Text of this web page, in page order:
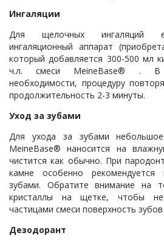
Ингаляции
Для щелочных ингаляций
ингаляционный аппарат
который добавляется 300-500 мл
ч.л. смеси MeineBase® . В
необходимости, процедуру
продолжительность 2-3 минуты.
Уход за зубами
Для ухода за зубами
MeineBase® наносится на
чистится как обычно. При
камне особенно
зубами. Обратите внимание на
кристаллы на щетке, чтобы
частицами смеси поверхность зубов
Дезодорант